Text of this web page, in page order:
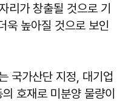
가 창출될 것으로 기
욱 높아질 것으로 보인
국가산단 지정, 대기업
호재로 미분양 물량이